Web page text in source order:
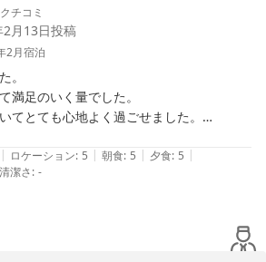
チコミ
月13日投稿
2月宿泊
。
満足のいく量でした。
てとても心地よく過ごせました。
できました。ありがとうございました。
| ロケーション: 5 | 朝食: 5 | 夕食: 5 |
清潔さ: -